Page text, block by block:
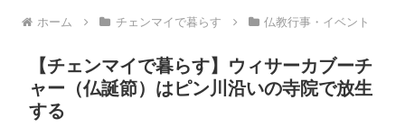
ホーム チェンマイで暮らす 仏教行事・イベント
【チェンマイで暮らす】ウィサーカブーチ
ャー（仏誕節）はピン川沿いの寺院で放生
する